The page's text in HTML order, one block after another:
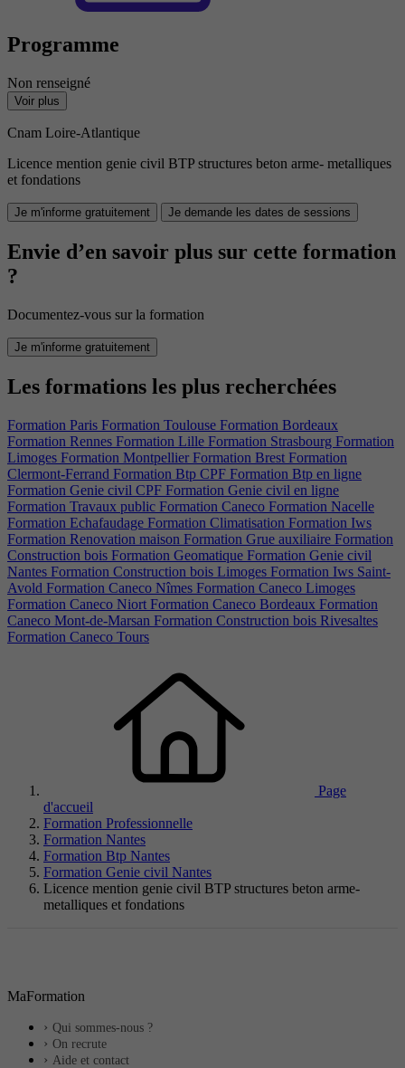
Programme
Non renseigné
Voir plus
Cnam Loire-Atlantique
Licence mention genie civil BTP structures beton arme- metalliques
et fondations
Je m'informe gratuitement Je demande les dates de sessions
Envie d’en savoir plus sur cette formation
?
Documentez-vous sur la formation
Je m'informe gratuitement
Les formations les plus recherchées
Formation Paris Formation Toulouse Formation Bordeaux
Formation Rennes Formation Lille Formation Strasbourg Formation
Limoges Formation Montpellier Formation Brest Formation
Clermont-Ferrand Formation Btp CPF Formation Btp en ligne
Formation Genie civil CPF Formation Genie civil en ligne
Formation Travaux public Formation Caneco Formation Nacelle
Formation Echafaudage Formation Climatisation Formation Iws
Formation Renovation maison Formation Grue auxiliaire Formation
Construction bois Formation Geomatique Formation Genie civil
Nantes Formation Construction bois Limoges Formation Iws Saint-
Avold Formation Caneco Nîmes Formation Caneco Limoges
Formation Caneco Niort Formation Caneco Bordeaux Formation
Caneco Mont-de-Marsan Formation Construction bois Rivesaltes
Formation Caneco Tours
Page
d'accueil
Formation Professionnelle
Formation Nantes
Formation Btp Nantes
Formation Genie civil Nantes
Licence mention genie civil BTP structures beton arme-
metalliques et fondations
MaFormation
Qui sommes-nous ?
On recrute
Aide et contact